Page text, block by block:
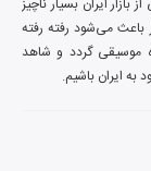
است، اما باید بدانیم که خرید قانونی این آثار باعث می‌شود رفته‌ رفته
ایران باشیم.